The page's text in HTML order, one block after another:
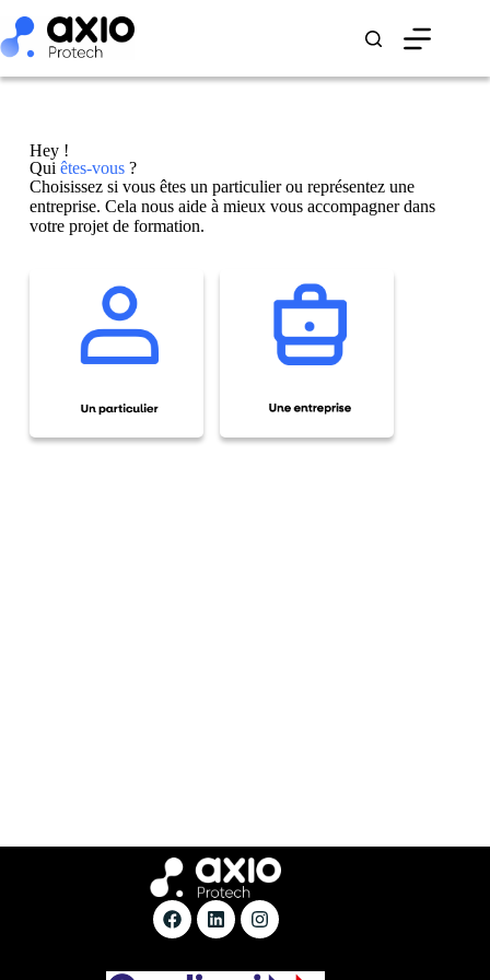
Hey !
Qui êtes-vous?
Choisissez si vous êtes un particulier ou représentez une
entreprise. Cela nous aide à mieux vous accompagner dans
votre projet de formation.
Un particulier Une entreprise